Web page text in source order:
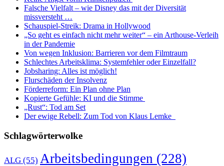
Falsche Vielfalt – wie Disney das mit der Diversität
missversteht …
Schauspiel-Streik: Drama in Hollywood
„So geht es einfach nicht mehr weiter“ – ein Arthouse-Verleih
in der Pandemie
Von wegen Inklusion: Barrieren vor dem Filmtraum
Schlechtes Arbeitsklima: Systemfehler oder Einzelfall?
Jobsharing: Alles ist möglich!
Flurschäden der Insolvenz
Förderreform: Ein Plan ohne Plan
Kopierte Gefühle: KI und die Stimme
„Rust“: Tod am Set
Der ewige Rebell: Zum Tod von Klaus Lemke
Schlagwörterwolke
ALG (55) Arbeitsbedingungen (228)